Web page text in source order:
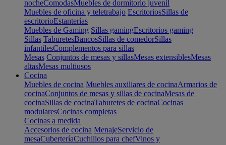
nocheComodasMuebles de dormitorio juvenil
Muebles de oficina y teletrabajo EscritoriosSillas de
escritorioEstanterías
Muebles de Gaming Sillas gamingEscritorios gaming
Sillas TaburetesBancosSillas de comedorSillas
infantilesComplementos para sillas
Mesas Conjuntos de mesas y sillasMesas extensiblesMesas
altasMesas multiusos
Cocina
Muebles de cocina Muebles auxiliares de cocinaArmarios de
cocinaConjuntos de mesas y sillas de cocinaMesas de
cocinaSillas de cocinaTaburetes de cocinaCocinas
modularesCocinas completas
Cocinas a medida
Accesorios de cocina MenajeServicio de
mesaCuberteríaCuchillos para chefVinos y